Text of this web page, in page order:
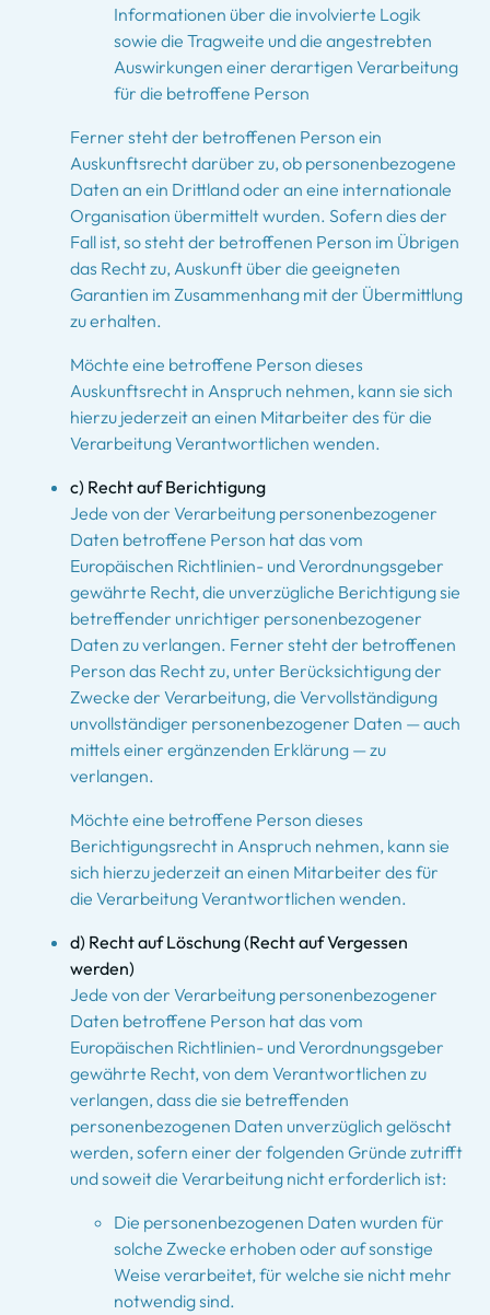
Informationen über die involvierte Logik
sowie die Tragweite und die angestrebten
Auswirkungen einer derartigen Verarbeitung
für die betroffene Person
Ferner steht der betroffenen Person ein
Auskunftsrecht darüber zu, ob personenbezogene
Daten an ein Drittland oder an eine internationale
Organisation übermittelt wurden. Sofern dies der
Fall ist, so steht der betroffenen Person im Übrigen
das Recht zu, Auskunft über die geeigneten
Garantien im Zusammenhang mit der Übermittlung
zu erhalten.
Möchte eine betroffene Person dieses
Auskunftsrecht in Anspruch nehmen, kann sie sich
hierzu jederzeit an einen Mitarbeiter des für die
Verarbeitung Verantwortlichen wenden.
c) Recht auf Berichtigung
Jede von der Verarbeitung personenbezogener
Daten betroffene Person hat das vom
Europäischen Richtlinien- und Verordnungsgeber
gewährte Recht, die unverzügliche Berichtigung sie
betreffender unrichtiger personenbezogener
Daten zu verlangen. Ferner steht der betroffenen
Person das Recht zu, unter Berücksichtigung der
Zwecke der Verarbeitung, die Vervollständigung
unvollständiger personenbezogener Daten — auch
mittels einer ergänzenden Erklärung — zu
verlangen.
Möchte eine betroffene Person dieses
Berichtigungsrecht in Anspruch nehmen, kann sie
sich hierzu jederzeit an einen Mitarbeiter des für
die Verarbeitung Verantwortlichen wenden.
d) Recht auf Löschung (Recht auf Vergessen
werden)
Jede von der Verarbeitung personenbezogener
Daten betroffene Person hat das vom
Europäischen Richtlinien- und Verordnungsgeber
gewährte Recht, von dem Verantwortlichen zu
verlangen, dass die sie betreffenden
personenbezogenen Daten unverzüglich gelöscht
werden, sofern einer der folgenden Gründe zutrifft
und soweit die Verarbeitung nicht erforderlich ist:
Die personenbezogenen Daten wurden für
solche Zwecke erhoben oder auf sonstige
Weise verarbeitet, für welche sie nicht mehr
notwendig sind.